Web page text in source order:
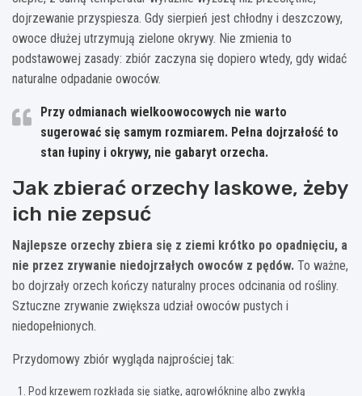
dojrzewanie przyspiesza. Gdy sierpień jest chłodny i deszczowy,
owoce dłużej utrzymują zielone okrywy. Nie zmienia to
podstawowej zasady: zbiór zaczyna się dopiero wtedy, gdy widać
naturalne odpadanie owoców.
Przy odmianach wielkoowocowych nie warto
sugerować się samym rozmiarem. Pełna dojrzałość to
stan łupiny i okrywy, nie gabaryt orzecha.
Jak zbierać orzechy laskowe, żeby
ich nie zepsuć
Najlepsze orzechy zbiera się z ziemi krótko po opadnięciu, a
nie przez zrywanie niedojrzałych owoców z pędów. To ważne,
bo dojrzały orzech kończy naturalny proces odcinania od rośliny.
Sztuczne zrywanie zwiększa udział owoców pustych i
niedopełnionych.
Przydomowy zbiór wygląda najprościej tak:
Pod krzewem rozkłada się siatkę, agrowłókninę albo zwykłą